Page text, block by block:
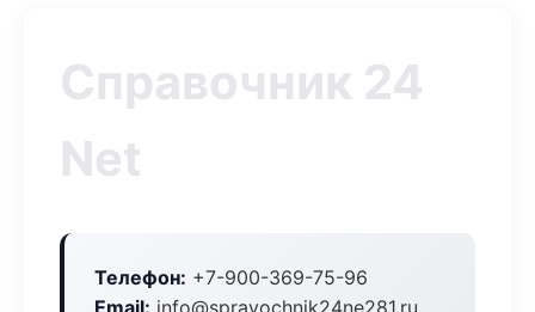
Справочник 24
Net
Телефон: +7-900-369-75-96
Email: info@spravochnik24ne281.ru